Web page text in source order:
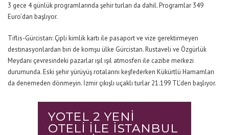
3 gece 4 günlük programlarında şehir turları da dahil. Programlar 349
Euro’dan başlıyor.
Tiflis-Gürcistan: Çipli kimlik kartı ile pasaport ve vize gerektirmeyen
destinasyonlardan biri de komşu ülke Gürcistan.Rustaveli ve Özgürlük
Meydanı çevresindeki pazarlar ışılışıl atmosferi ile cazibe merkezi
durumunda. Eski şehir yürüyüş rotalarını keşfederken Kükürtlü Hamamları
da denemeden dönmeyin. İzmir çıkışlı uçaklı turlar 21.199 TL’den başlıyor.